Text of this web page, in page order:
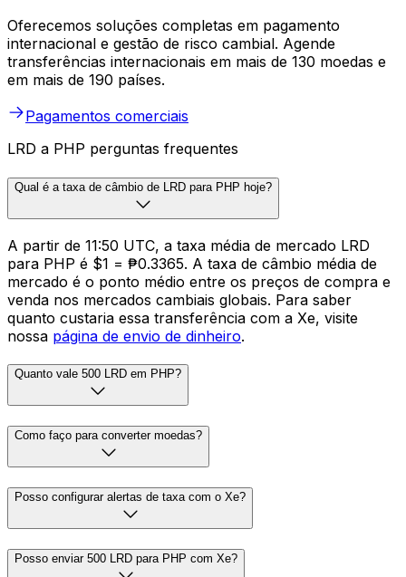
Oferecemos soluções completas em pagamento
internacional e gestão de risco cambial. Agende
transferências internacionais em mais de 130 moedas e
em mais de 190 países.
Pagamentos comerciais
LRD a PHP perguntas frequentes
Qual é a taxa de câmbio de LRD para PHP hoje?
A partir de 11:50 UTC, a taxa média de mercado LRD
para PHP é $1 = ₱0.3365. A taxa de câmbio média de
mercado é o ponto médio entre os preços de compra e
venda nos mercados cambiais globais. Para saber
quanto custaria essa transferência com a Xe, visite
nossa página de envio de dinheiro.
Quanto vale 500 LRD em PHP?
Como faço para converter moedas?
Posso configurar alertas de taxa com o Xe?
Posso enviar 500 LRD para PHP com Xe?